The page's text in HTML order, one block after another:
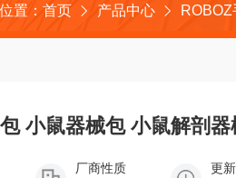
置： 首页 产品中心
小鼠器械包 小鼠解剖
厂商性质
更